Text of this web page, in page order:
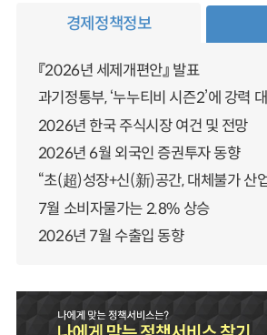
경제정책정보
『2026년 세제개편안』 발표
과기정통부, ‘누누티비 시즌2’에 강력
2026년 한국 주식시장 여건 및 전망
2026년 6월 외국인 증권투자 동향
“초(超)성장+신(新)공간, 대체불가 산
7월 소비자물가는 2.8% 상승
2026년 7월 수출입 동향